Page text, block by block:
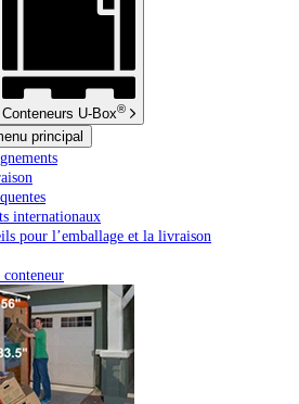
Conteneurs U-Box®
principal
internationaux
pour l’emballage et la livraison